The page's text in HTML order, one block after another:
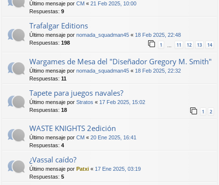
Último mensaje por CM « 21 Feb 2025, 10:00
Respuestas: 9
Trafalgar Editions
Último mensaje por nomada_squadman45 « 18 Feb 2025, 22:48
Respuestas: 198 1 11 12 13 14
Wargames de Mesa del "Diseñador Gregory M. Smith"
Último mensaje por nomada_squadman45 « 18 Feb 2025, 22:32
Respuestas: 11
Tapete para juegos navales?
Último mensaje por Stratos « 17 Feb 2025, 15:02
Respuestas: 18 1 2
WASTE KNIGHTS 2edición
Último mensaje por CM « 20 Ene 2025, 16:41
Respuestas: 4
¿Vassal caído?
Último mensaje por Patxi « 17 Ene 2025, 03:19
Respuestas: 5